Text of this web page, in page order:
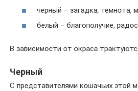
черный – загадка, темнота,
белый – благополучие,
В зависимости от окраса
Черный
С представителями кошачьих этой